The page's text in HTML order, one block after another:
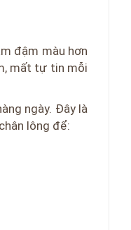
đậm màu hơn
mất tự tin mỗi
ngày. Đây là
lông để: